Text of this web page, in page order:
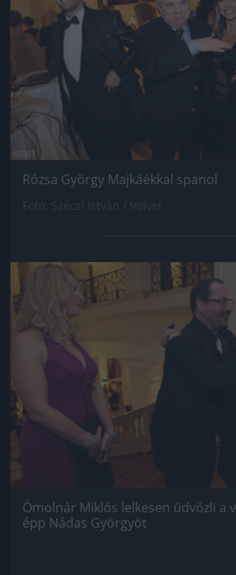
Rózsa György Majkáékkal spanol
Jön még kép!
Ómolnár Miklós lelkesen üdvözli a
épp Nádas Györgyöt